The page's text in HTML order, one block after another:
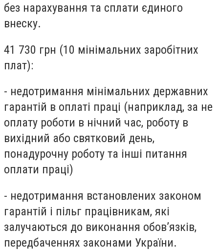
без нарахування та сплати єдиного
внеску.
41 730 грн (10 мінімальних заробітних
плат):
- недотримання мінімальних державних
гарантій в оплаті праці (наприклад, за не
оплату роботи в нічний час, роботу в
вихідний або святковий день,
понадурочну роботу та інші питання
оплати праці)
- недотримання встановлених законом
гарантій і пільг працівникам, які
залучаються до виконання обов’язків,
передбаченнях законами України.